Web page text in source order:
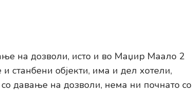
на дозволи, исто и во Маџир Маало 2
станбени објекти, има и дел хотели,
давање на дозволи, нема ни почнато со